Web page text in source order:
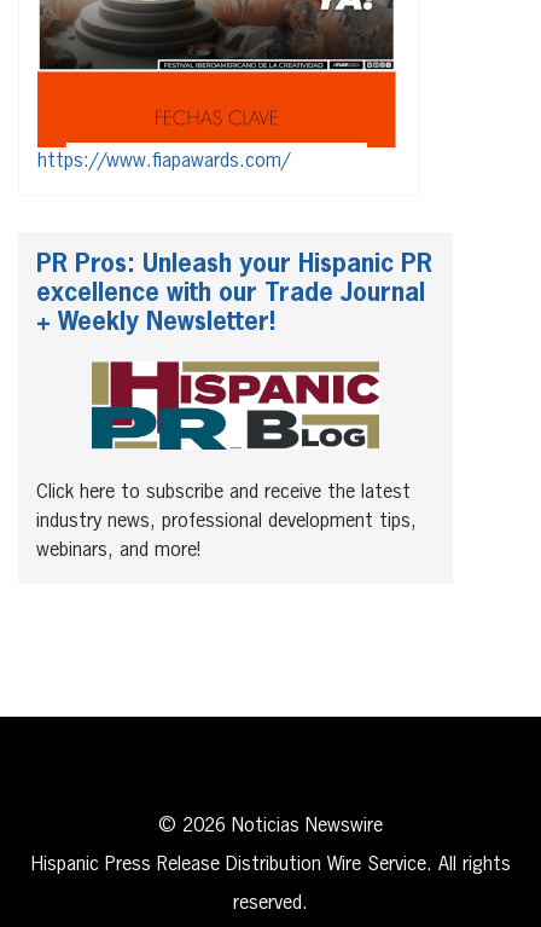
https://www.fiapawards.com/
PR Pros: Unleash your Hispanic PR
excellence with our Trade Journal
+ Weekly Newsletter!
Click here to subscribe and receive the latest
industry news, professional development tips,
webinars, and more!
© 2026 Noticias Newswire
Hispanic Press Release Distribution Wire Service. All rights
reserved.